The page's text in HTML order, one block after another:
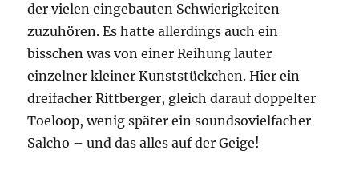
der vielen eingebauten Schwierigkeiten
zuzuhören. Es hatte allerdings auch ein
bisschen was von einer Reihung lauter
einzelner kleiner Kunststückchen. Hier ein
dreifacher Rittberger, gleich darauf doppelter
Toeloop, wenig später ein soundsovielfacher
Salcho – und das alles auf der Geige!